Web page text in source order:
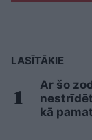
LASĪTĀKIE
Ar šo
kā